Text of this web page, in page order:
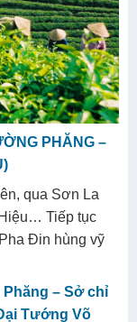
PHĂNG –
qua Sơn La
Tiếp tục
Đin hùng vỹ
– Sở chỉ
Tướng Võ